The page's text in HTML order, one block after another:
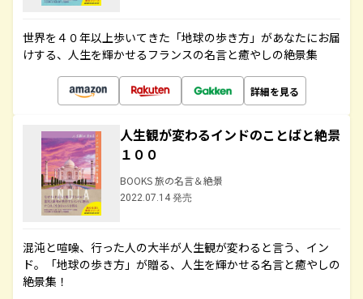
世界を４０年以上歩いてきた「地球の歩き方」があなたにお届
けする、人生を輝かせるフランスの名言と癒やしの絶景集
詳細を見る
人生観が変わるインドのことばと絶景
１００
BOOKS 旅の名言＆絶景
2022.07.14 発売
混沌と喧噪、行った人の大半が人生観が変わると言う、イン
ド。「地球の歩き方」が贈る、人生を輝かせる名言と癒やしの
絶景集！